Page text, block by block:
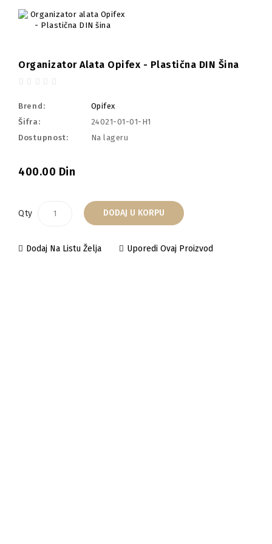
Organizator Alata Opifex - Plastična DIN Šina
Brend:
Opifex
Šifra:
24021-01-01-H1
Dostupnost:
Na lageru
400.00 Din
Qty DODAJ U KORPU
Dodaj Na Listu Želja Uporedi Ovaj Proizvod